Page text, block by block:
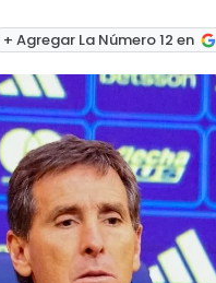
+ Agregar La Número 12 en